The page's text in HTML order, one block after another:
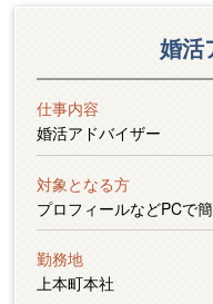
婚活
仕事内容
婚活アドバイザー
対象となる方
プロフィールなどPCで
勤務地
上本町本社